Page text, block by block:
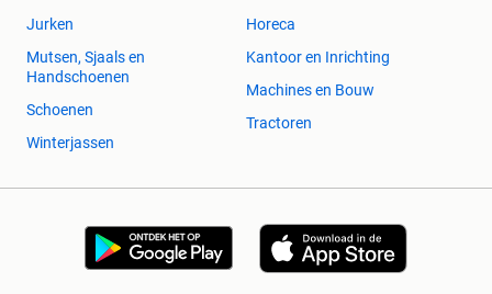
Jurken
Mutsen, Sjaals en
Handschoenen
Schoenen
Winterjassen
Horeca
Kantoor en Inrichting
Machines en Bouw
Tractoren